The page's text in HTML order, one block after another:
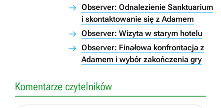
Observer: Odnalezienie Sanktuarium
i skontaktowanie się z Adamem
Observer: Wizyta w starym hotelu
Observer: Finałowa konfrontacja z
Adamem i wybór zakończenia gry
Komentarze czytelników